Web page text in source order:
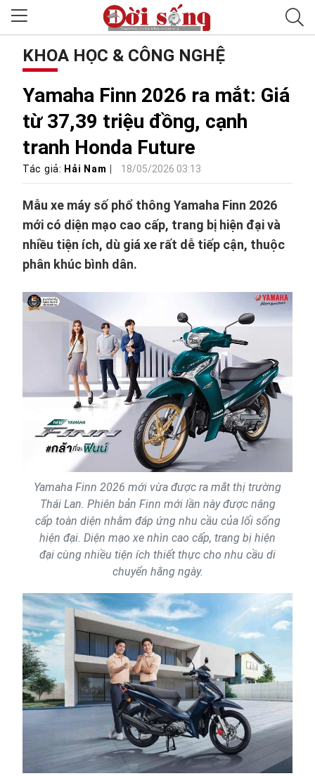
KHOA HỌC & CÔNG NGHỆ
Yamaha Finn 2026 ra mắt: Giá
từ 37,39 triệu đồng, cạnh
tranh Honda Future
Tác giả: Hải Nam 18/05/2026 03:13
Mẫu xe máy số phổ thông Yamaha Finn 2026
mới có diện mạo cao cấp, trang bị hiện đại và
nhiều tiện ích, dù giá xe rất dễ tiếp cận, thuộc
phân khúc bình dân.
Yamaha Finn 2026 mới vừa được ra mắt thị trường
Thái Lan. Phiên bản Finn mới lần này được nâng
cấp toàn diện nhằm đáp ứng nhu cầu của lối sống
hiện đại. Diện mạo xe nhìn cao cấp, trang bị hiện
đại cùng nhiều tiện ích thiết thực cho nhu cầu di
chuyển hằng ngày.